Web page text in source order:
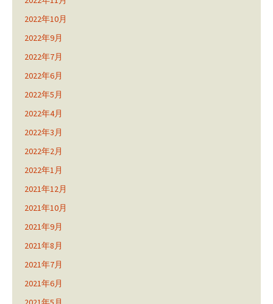
2022年10月
2022年9月
2022年7月
2022年6月
2022年5月
2022年4月
2022年3月
2022年2月
2022年1月
2021年12月
2021年10月
2021年9月
2021年8月
2021年7月
2021年6月